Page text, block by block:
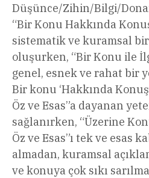
Düşünce/Zihin/Bilgi/
“Bir Konu Hakkında
sistematik ve kuramsal
oluşurken, “Bir Konu ile
genel, esnek ve rahat bir
Bir konu ‘Hakkında
Öz ve Esas”a dayanan
sağlanırken, “Üzerine
Öz ve Esas”ı tek ve esas
almadan, kuramsal
ve konuya çok sıkı